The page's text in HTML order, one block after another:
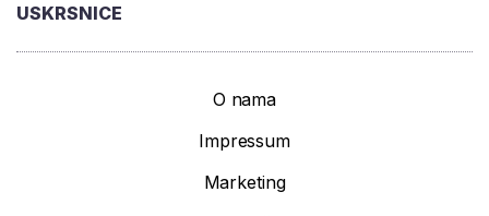
USKRSNICE
O nama
Impressum
Marketing